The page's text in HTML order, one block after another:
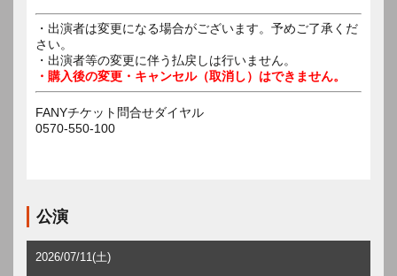
・出演者は変更になる場合がございます。予めご了承くだ
さい。
・出演者等の変更に伴う払戻しは行いません。
・購入後の変更・キャンセル（取消し）はできません。
FANYチケット問合せダイヤル
0570-550-100
公演
2026/07/11(土)